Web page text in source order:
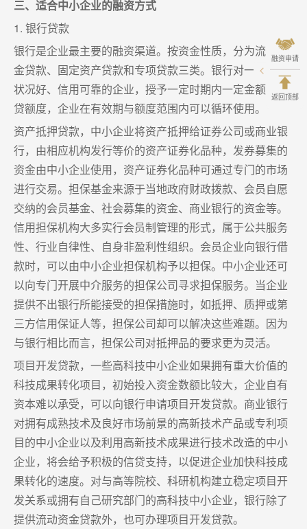
三、适合中小企业的融资方式
1. 银行贷款
银行是企业最主要的融资渠道。按资金性质，分为流动资
金贷款、固定资产贷款和专项贷款三类。银行对一些经营
状况好、信用可靠的企业，授予一定时期内一定金额的信
贷额度，企业在有效期与额度范围内可以循环使用。
资产抵押贷款，中小企业将资产抵押给证券公司或商业银
行，由相应机构发行等价的资产证券化品种，发券募集的
资金由中小企业使用，资产证券化品种可通过专门的市场
进行交易。担保基金来源于当地政府财政拨款、会员自愿
交纳的会员基金、社会募集的资金、商业银行的资金等。
信用担保机构大多实行会员制管理的形式，属于公共服务
性、行业自律性、自身非盈利性组织。会员企业向银行借
款时，可以由中小企业担保机构予以担保。中小企业还可
以向专门开展中介服务的担保公司寻求担保服务。当企业
提供不出银行所能接受的担保措施时，如抵押、质押或第
三方信用保证人等，担保公司却可以解决这些难题。因为
与银行相比而言，担保公司对抵押品的要求更为灵活。
项目开发贷款，一些高科技中小企业如果拥有重大价值的
科技成果转化项目，初始投入资金数额比较大，企业自有
资本难以承受，可以向银行申请项目开发贷款。商业银行
对拥有成熟技术及良好市场前景的高新技术产品或专利项
目的中小企业以及利用高新技术成果进行技术改造的中小
企业，将会给予积极的信贷支持，以促进企业加快科技成
果转化的速度。对与高等院校、科研机构建立稳定项目开
发关系或拥有自己研究部门的高科技中小企业，银行除了
提供流动资金贷款外，也可办理项目开发贷款。
融资申请
返回顶部